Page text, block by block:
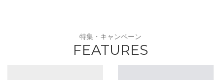
特集・キャンペーン
FEATURES